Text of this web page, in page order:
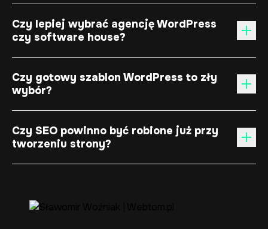
Czy lepiej wybrać agencję WordPress
czy software house?
Czy gotowy szablon WordPress to zły
wybór?
Czy SEO powinno być robione już przy
tworzeniu strony?